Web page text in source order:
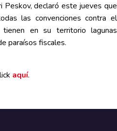
Peskov, declaró este jueves que
las convenciones contra el
en su territorio lagunas
paraísos fiscales.
aquí.